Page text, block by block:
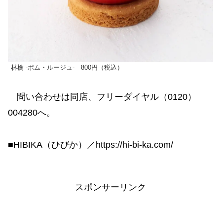
林檎 -ポム・ルージュ- 800円（税込）
問い合わせは同店、フリーダイヤル（0120）
004280へ。
■HIBIKA（ひびか）／https://hi-bi-ka.com/
スポンサーリンク